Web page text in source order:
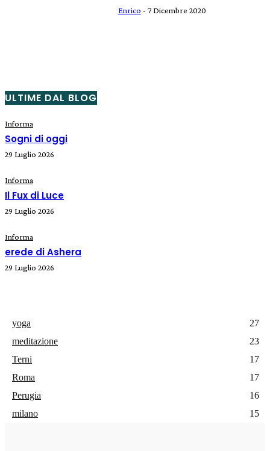
Enrico - 7 Dicembre 2020
ULTIME DAL BLOG
Informa
Sogni di oggi
29 Luglio 2026
Informa
Il Fux di Luce
29 Luglio 2026
Informa
erede di Ashera
29 Luglio 2026
yoga
27
meditazione
23
Terni
17
Roma
17
Perugia
16
milano
15